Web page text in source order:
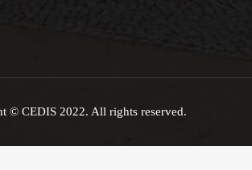
© CEDIS 2022. All rights reserved.